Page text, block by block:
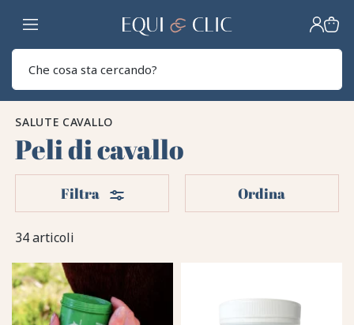
Casa
SALUTE CAVALLO
Peli di cavallo
34 articoli
Filtra Filtri Ordina